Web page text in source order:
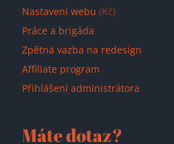
Nastavení webu (Kč)
Práce a brigáda
Zpětná vazba na redesign
Affiliate program
Přihlášení administrátora
Máte dotaz?